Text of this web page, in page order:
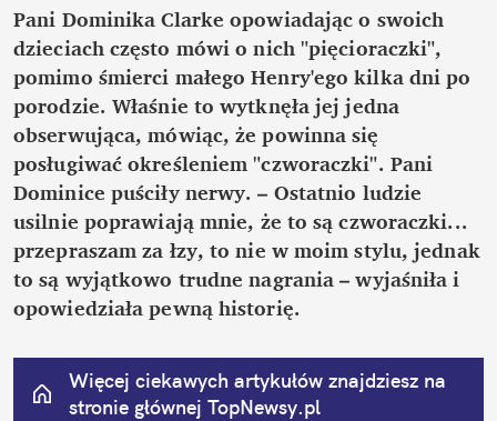
Pani Dominika Clarke opowiadając o swoich
dzieciach często mówi o nich "pięcioraczki",
pomimo śmierci małego Henry'ego kilka dni po
porodzie. Właśnie to wytknęła jej jedna
obserwująca, mówiąc, że powinna się
posługiwać określeniem "czworaczki". Pani
Dominice puściły nerwy. – Ostatnio ludzie
usilnie poprawiają mnie, że to są czworaczki...
przepraszam za łzy, to nie w moim stylu, jednak
to są wyjątkowo trudne nagrania – wyjaśniła i
opowiedziała pewną historię.
Więcej ciekawych artykułów znajdziesz na
stronie głównej TopNewsy.pl